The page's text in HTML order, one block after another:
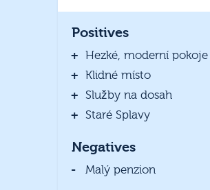
Positives
Hezké, moderní pokoje
Klidné místo
Služby na dosah
Staré Splavy
Negatives
Malý penzion